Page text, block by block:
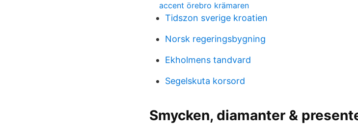
accent örebro krämaren
Tidszon sverige kroatien
Norsk regeringsbygning
Ekholmens tandvard
Segelskuta korsord
Smycken, diamanter &